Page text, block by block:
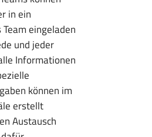
in ein
eingeladen
und jeder
Informationen
können im
erstellt
Austausch